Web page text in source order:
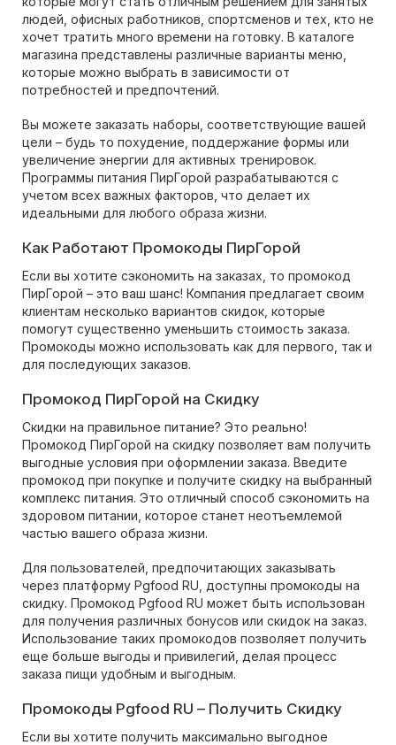
людей, офисных работников, спортсменов и тех, кто не
хочет тратить много времени на готовку. В каталоге
магазина представлены различные варианты меню,
которые можно выбрать в зависимости от
потребностей и предпочтений.
Вы можете заказать наборы, соответствующие вашей
цели – будь то похудение, поддержание формы или
увеличение энергии для активных тренировок.
Программы питания ПирГорой разрабатываются с
учетом всех важных факторов, что делает их
идеальными для любого образа жизни.
Как Работают Промокоды ПирГорой
Если вы хотите сэкономить на заказах, то промокод
ПирГорой – это ваш шанс! Компания предлагает своим
клиентам несколько вариантов скидок, которые
помогут существенно уменьшить стоимость заказа.
Промокоды можно использовать как для первого, так и
для последующих заказов.
Промокод ПирГорой на Скидку
Скидки на правильное питание? Это реально!
Промокод ПирГорой на скидку позволяет вам получить
выгодные условия при оформлении заказа. Введите
промокод при покупке и получите скидку на выбранный
комплекс питания. Это отличный способ сэкономить на
здоровом питании, которое станет неотъемлемой
частью вашего образа жизни.
Для пользователей, предпочитающих заказывать
через платформу Pgfood RU, доступны промокоды на
скидку. Промокод Pgfood RU может быть использован
для получения различных бонусов или скидок на заказ.
Использование таких промокодов позволяет получить
еще больше выгоды и привилегий, делая процесс
заказа пищи удобным и выгодным.
Промокоды Pgfood RU – Получить Скидку
Если вы хотите получить максимально выгодное